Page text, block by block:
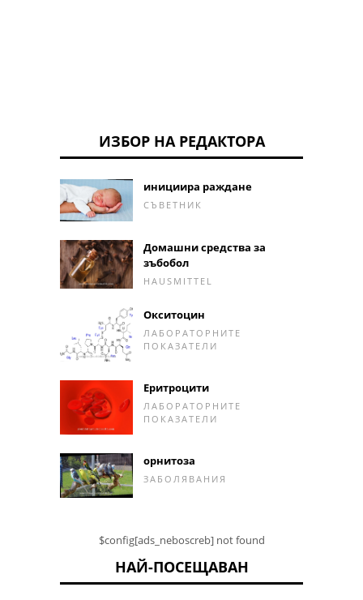
ИЗБОР НА РЕДАКТОРА
инициира раждане
СЪВЕТНИК
Домашни средства за
зъбобол
HAUSMITTEL
Окситоцин
ЛАБОРАТОРНИТЕ
ПОКАЗАТЕЛИ
Еритроцити
ЛАБОРАТОРНИТЕ
ПОКАЗАТЕЛИ
орнитоза
ЗАБОЛЯВАНИЯ
$config[ads_neboscreb] not found
НАЙ-ПОСЕЩАВАН